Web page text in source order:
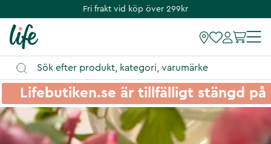
Fri frakt vid köp över 299kr
Lifebutiken.se är tillfälligt stängd